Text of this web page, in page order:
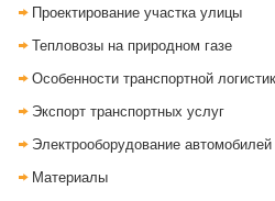
Проектирование участка улицы
Тепловозы на природном газе
Особенности транспортной
Экспорт транспортных услуг
Электрооборудование автомобилей
Материалы